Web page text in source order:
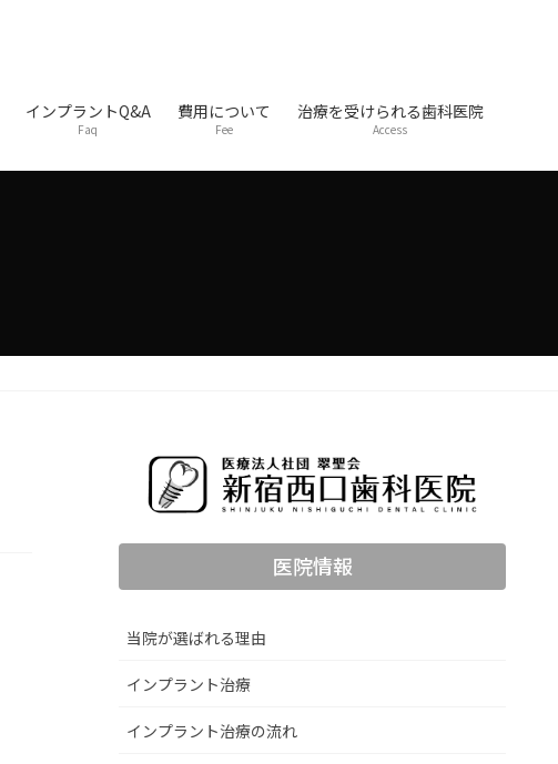
インプラントQ&A
Faq
費用について
Fee
治療を受けられる歯科医院
Access
医院情報
当院が選ばれる理由
インプラント治療
インプラント治療の流れ